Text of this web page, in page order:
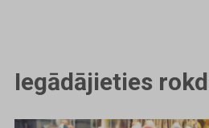
Iegādājieties